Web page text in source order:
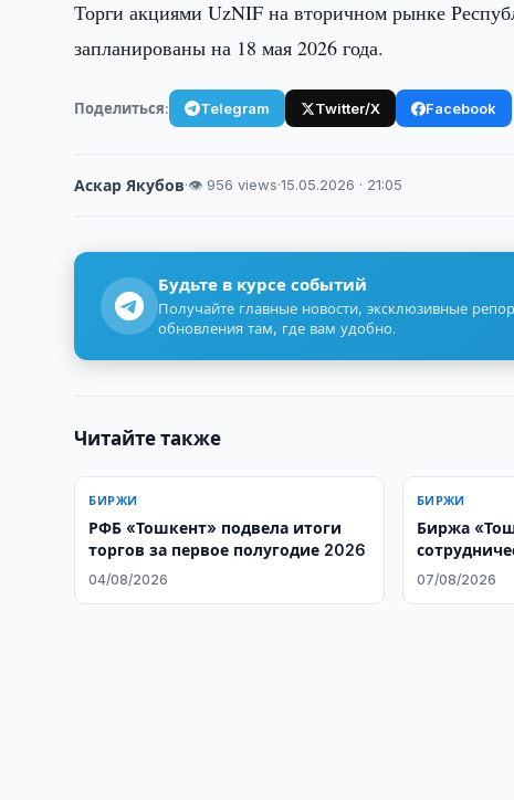
Торги акциями UzNIF на вторичном рынке
запланированы на 18 мая 2026 года.
Поделиться: Telegram Twitter/X Facebook
Аскар Якубов·👁 956 views·15.05.2026 · 21:05
Будьте в курсе событий
Получайте главные новости, эксклюзивные
обновления там, где вам удобно.
Читайте также
БИРЖИ
РФБ «Тошкент» подвела итоги
торгов за первое полугодие 2026
04/08/2026
БИРЖИ
Биржа
07/08/2026